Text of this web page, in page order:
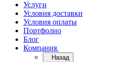
Услуги
Условия доставки
Условия оплаты
Портфолио
Блог
Компания
Назад